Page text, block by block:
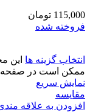
115,000 تومان
فروخته شده
انتخاب گزینه ها این
ممکن است در صفحه
نمایش سریع
مقايسه
افزودن به علاقه